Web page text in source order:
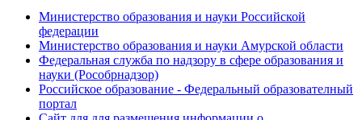
Министерство образования и науки Российской
федерации
Министерство образования и науки Амурской области
Федеральная служба по надзору в сфере образования и
науки (Рособрнадзор)
Российское образование - Федеральный образователный
портал